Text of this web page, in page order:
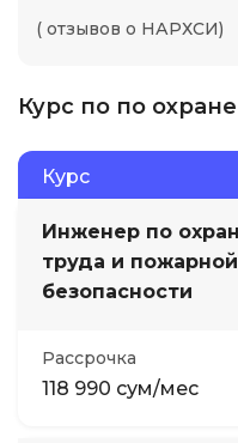
( отзывов о НАРХСИ)
Курс по по
Курс
Инженер по
труда и пожарной
безопасности
Рассрочка
118 990 сум/мес